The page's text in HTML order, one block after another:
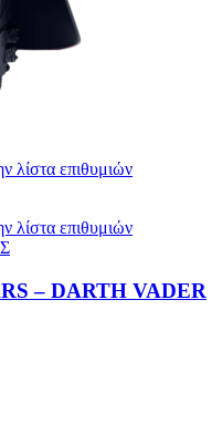
λίστα επιθυμιών
λίστα επιθυμιών
– DARTH VADER